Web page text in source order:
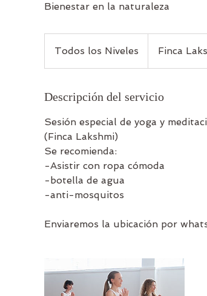
Bienestar en la naturaleza
Niveles
Todos los Niveles Finca
Descripción del servicio
Sesión especial de yoga y
(Finca Lakshmi)
Se recomienda:
-Asistir con ropa cómoda
-botella de agua
-anti-mosquitos
Enviaremos la ubicación por